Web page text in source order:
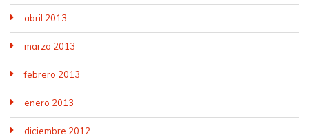
abril 2013
marzo 2013
febrero 2013
enero 2013
diciembre 2012